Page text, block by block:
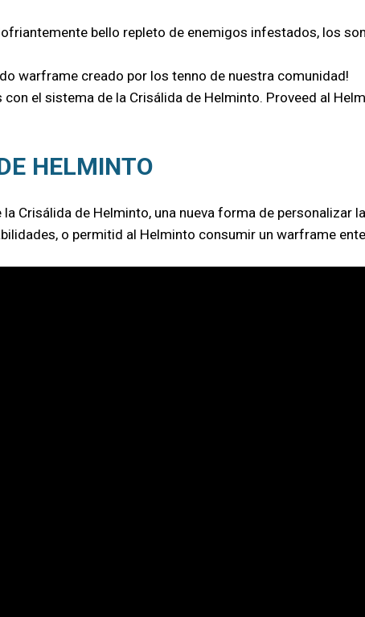
bello repleto de enemigos infestados, los
warframe creado por los tenno de nuestra comunidad!
el sistema de la Crisálida de Helminto. Proveed al
HELMINTO
Crisálida de Helminto, una nueva forma de
o permitid al Helminto consumir un warframe